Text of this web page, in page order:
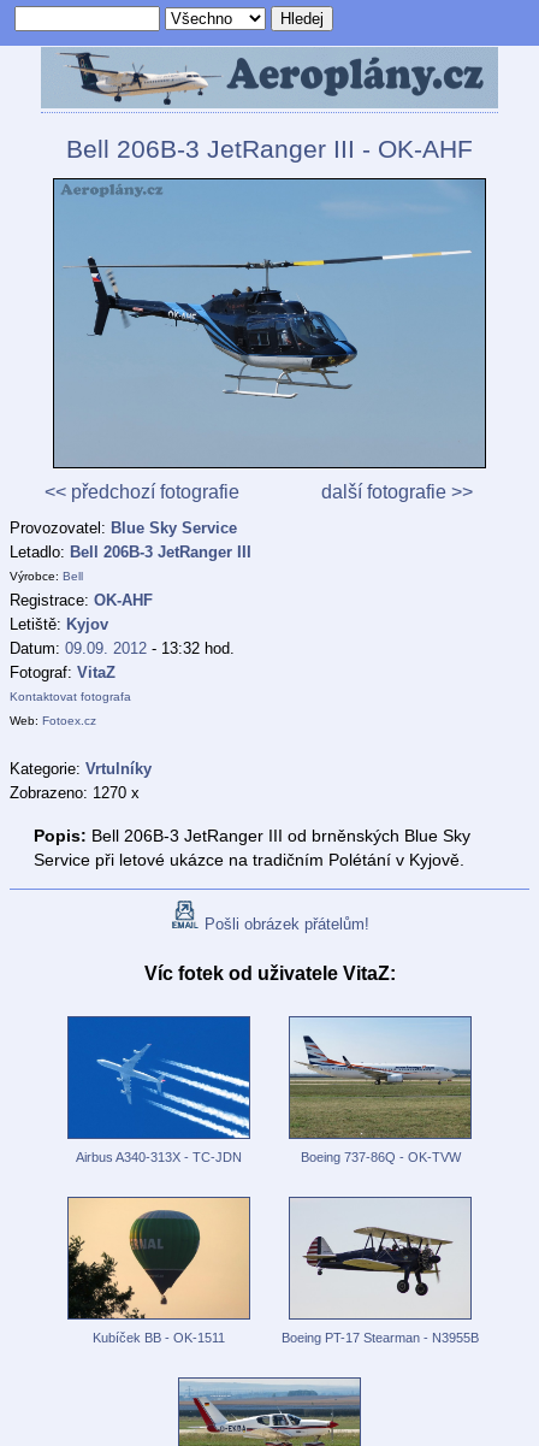
Bell 206B-3 JetRanger III - OK-AHF
<< předchozí fotografie další fotografie >>
Provozovatel: Blue Sky Service
Letadlo: Bell 206B-3 JetRanger III
Výrobce: Bell
Registrace: OK-AHF
Letiště: Kyjov
Datum: 09.09. 2012 - 13:32 hod.
Fotograf: VitaZ
Kontaktovat fotografa
Web: Fotoex.cz
Kategorie: Vrtulníky
Zobrazeno: 1270 x
Popis: Bell 206B-3 JetRanger III od brněnských Blue Sky
Service při letové ukázce na tradičním Polétání v Kyjově.
Pošli obrázek přátelům!
Víc fotek od uživatele VitaZ:
Airbus A340-313X - TC-JDN Boeing 737-86Q - OK-TVW
Kubíček BB - OK-1511 Boeing PT-17 Stearman - N3955B